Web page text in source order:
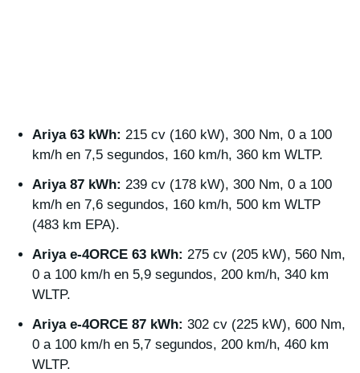
Ariya 63 kWh: 215 cv (160 kW), 300 Nm, 0 a 100
km/h en 7,5 segundos, 160 km/h, 360 km WLTP.
Ariya 87 kWh: 239 cv (178 kW), 300 Nm, 0 a 100
km/h en 7,6 segundos, 160 km/h, 500 km WLTP
(483 km EPA).
Ariya e-4ORCE 63 kWh: 275 cv (205 kW), 560 Nm,
0 a 100 km/h en 5,9 segundos, 200 km/h, 340 km
WLTP.
Ariya e-4ORCE 87 kWh: 302 cv (225 kW), 600 Nm,
0 a 100 km/h en 5,7 segundos, 200 km/h, 460 km
WLTP.